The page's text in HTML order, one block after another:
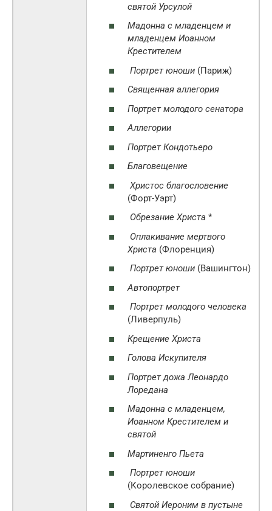
святой Урсулой
Мадонна с младенцем и
младенцем Иоанном
Крестителем
Портрет юноши (Париж)
Священная аллегория
Портрет молодого сенатора
Аллегории
Портрет Кондотьеро
Благовещение
Христос благословение
(Форт-Уэрт)
Обрезание Христа *
Оплакивание мертвого
Христа (Флоренция)
Портрет юноши (Вашингтон)
Автопортрет
Портрет молодого человека
(Ливерпуль)
Крещение Христа
Голова Искупителя
Портрет дожа Леонардо
Лоредана
Мадонна с младенцем,
Иоанном Крестителем и
святой
Мартиненго Пьета
Портрет юноши
(Королевское собрание)
Святой Иероним в пустыне